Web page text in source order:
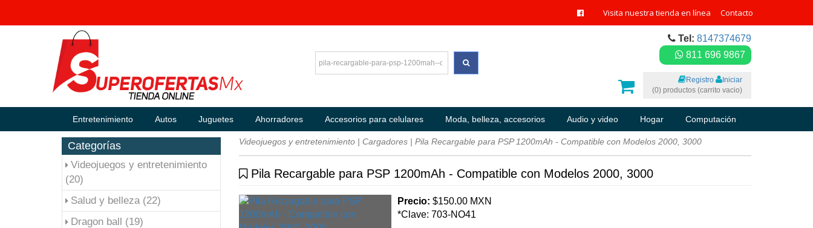
Visita nuestra tienda en línea Contacto
Tel: 8147374679
811 696 9867
Registro
Iniciar
(0) productos (carrito vacio)
Entretenimiento Autos Juguetes Ahorradores Accesorios para celulares Moda, belleza, accesorios Audio y video Hogar Computación
Categorías
Videojuegos y entretenimiento
(20)
Salud y belleza (22)
Dragon ball (19)
Videojuegos y entretenimiento| Cargadores| Pila Recargable para PSP 1200mAh - Compatible con Modelos 2000, 3000
Pila Recargable para PSP 1200mAh - Compatible con Modelos 2000, 3000
Precio: $150.00 MXN
*Clave: 703-NO41